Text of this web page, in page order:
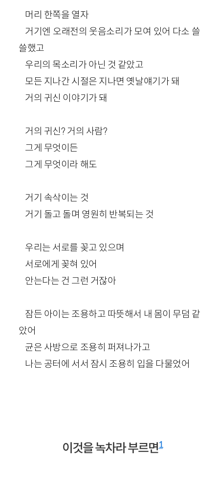
머리 한쪽을 열자
거기엔 오래전의 웃음소리가 모여 있어 다소 쓸
쓸했고
우리의 목소리가 아닌 것 같았고
모든 지나간 시절은 지나면 옛날얘기가 돼
거의 귀신 이야기가 돼
거의 귀신? 거의 사람?
그게 무엇이든
그게 무엇이라 해도
거기 속삭이는 것
거기 돌고 돌며 영원히 반복되는 것
우리는 서로를 꽂고 있으며
서로에게 꽂혀 있어
안는다는 건 그런 거잖아
잠든 아이는 조용하고 따뜻해서 내 몸이 무덤 같
았어
균은 사방으로 조용히 퍼져나가고
나는 공터에 서서 잠시 조용히 입을 다물었어
이것을 녹차라 부르면1